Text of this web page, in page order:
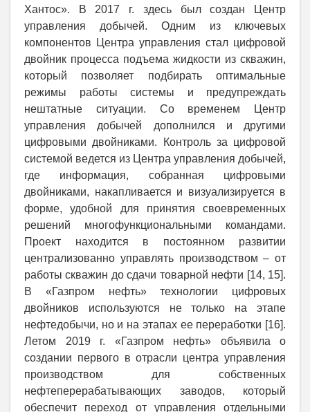
Хантос». В 2017 г. здесь был создан Центр
управления добычей. Одним из ключевых
компонентов Центра управления стал цифровой
двойник процесса подъема жидкости из скважин,
который позволяет подбирать оптимальные
режимы работы системы и предупреждать
нештатные ситуации. Со временем Центр
управления добычей дополнился и другими
цифровыми двойниками. Контроль за цифровой
системой ведется из Центра управления добычей,
где информация, собранная цифровыми
двойниками, накапливается и визуализируется в
форме, удобной для принятия своевременных
решений многофункциональными командами.
Проект находится в постоянном развитии
централизованно управлять производством – от
работы скважин до сдачи товарной нефти [14, 15].
В «Газпром нефть» технологии цифровых
двойников используются не только на этапе
нефтедобычи, но и на этапах ее переработки [16].
Летом 2019 г. «Газпром нефть» объявила о
создании первого в отрасли центра управления
производством для собственных
нефтеперерабатывающих заводов, который
обеспечит переход от управления отдельными